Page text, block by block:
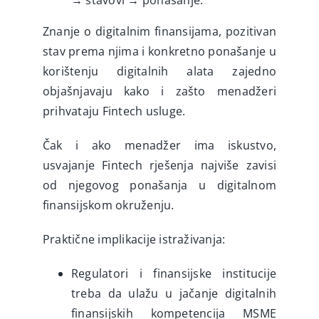
Znanje o digitalnim finansijama, pozitivan
stav prema njima i konkretno ponašanje u
korištenju digitalnih alata zajedno
objašnjavaju kako i zašto menadžeri
prihvataju Fintech usluge.
Čak i ako menadžer ima iskustvo,
usvajanje Fintech rješenja najviše zavisi
od njegovog ponašanja u digitalnom
finansijskom okruženju.
Praktične implikacije istraživanja:
Regulatori i finansijske institucije
treba da ulažu u jačanje digitalnih
finansijskih kompetencija MSME